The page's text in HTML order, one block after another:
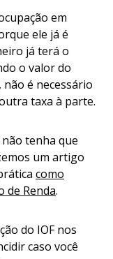
em
ele já é
já terá o
o valor do
não é necessário
taxa à parte.
tenha que
um artigo
como
de Renda.
do IOF nos
caso você